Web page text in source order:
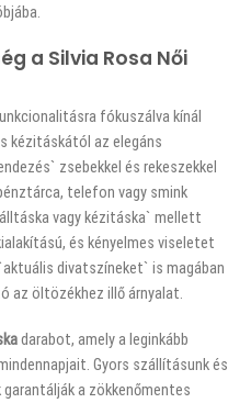
a Silvia Rosa Női
fókuszálva kínál
kézitáskától az elegáns
zsebekkel és rekeszekkel
telefon vagy smink
vagy kézitáska` mellett
és kényelmes viseletet
divatszíneket` is magában
az öltözékhez illő árnyalat.
darabot, amely a leginkább
Gyors szállításunk és
a zökkenőmentes